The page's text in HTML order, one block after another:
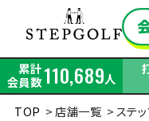
累計
会員数110,689人
TOP
店舗一覧 ステ